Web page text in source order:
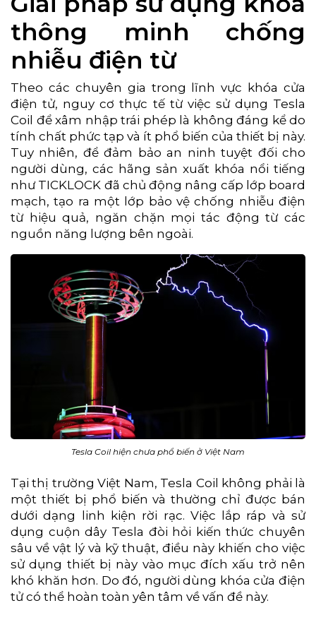
thông minh chống
nhiễu điện từ
Theo các chuyên gia trong lĩnh vực khóa cửa
điện tử, nguy cơ thực tế từ việc sử dụng Tesla
Coil để xâm nhập trái phép là không đáng kể do
tính chất phức tạp và ít phổ biến của thiết bị này.
Tuy nhiên, để đảm bảo an ninh tuyệt đối cho
người dùng, các hãng sản xuất khóa nổi tiếng
như TICKLOCK đã chủ động nâng cấp lớp board
mạch, tạo ra một lớp bảo vệ chống nhiễu điện
từ hiệu quả, ngăn chặn mọi tác động từ các
nguồn năng lượng bên ngoài.
Tesla Coil hiện chưa phổ biến ở Việt Nam
Tại thị trường Việt Nam, Tesla Coil không phải là
một thiết bị phổ biến và thường chỉ được bán
dưới dạng linh kiện rời rạc. Việc lắp ráp và sử
dụng cuộn dây Tesla đòi hỏi kiến thức chuyên
sâu về vật lý và kỹ thuật, điều này khiến cho việc
sử dụng thiết bị này vào mục đích xấu trở nên
khó khăn hơn. Do đó, người dùng khóa cửa điện
tử có thể hoàn toàn yên tâm về vấn đề này.